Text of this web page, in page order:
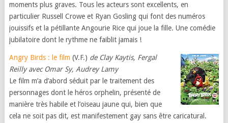
moments plus graves. Tous les acteurs sont excellents, en
particulier Russell Crowe et Ryan Gosling qui font des numéros
jouissifs et la pétillante Angourie Rice qui joue la fille. Une comédie
jubilatoire dont le rythme ne faiblit jamais !
Angry Birds : le film (V.F.) de Clay Kaytis, Fergal
Reilly avec Omar Sy, Audrey Lamy
Le film m’a d’abord séduit par le traitement des
personnages dont le héros orphelin, présenté de
manière très habile et l’oiseau jaune qui, bien que
cela ne soit pas dit, est manifestement gay sans être caricatural.